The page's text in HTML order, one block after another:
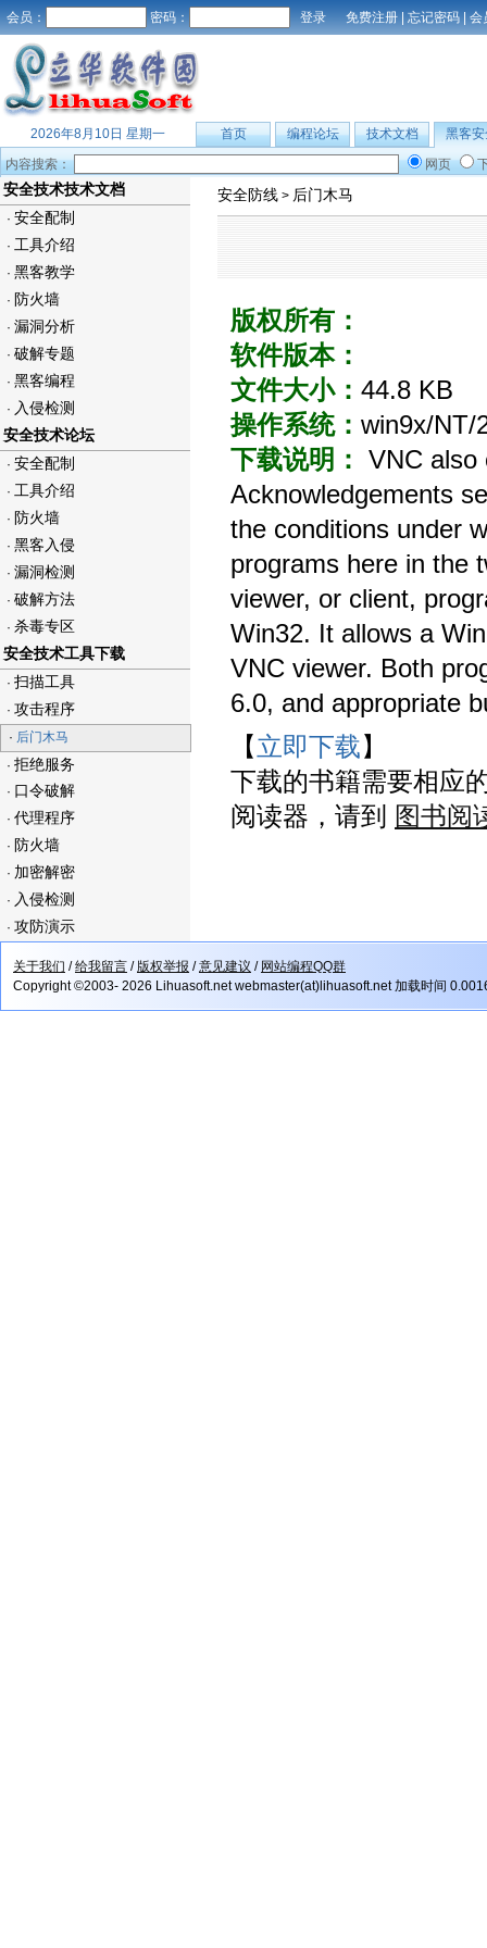
会员： 密码： 免费注册 | 忘记密码 | 会
2026年8月10日 星期一 首页 编程论坛 技术文档
黑客安
内容搜索：
网页
安全技术技术文档
· 安全配制
· 工具介绍
· 黑客教学
· 防火墙
· 漏洞分析
· 破解专题
· 黑客编程
· 入侵检测
安全技术论坛
· 安全配制
· 工具介绍
· 防火墙
· 黑客入侵
· 漏洞检测
· 破解方法
· 杀毒专区
安全技术工具下载
· 扫描工具
· 攻击程序
· 后门木马
· 拒绝服务
· 口令破解
· 代理程序
· 防火墙
· 加密解密
· 入侵检测
· 攻防演示
安全防线 > 后门木马
版权所有：
软件版本：
文件大小： 44.8 KB
操作系统： win9x/NT/
下载说明： VNC also
Acknowledgements
the conditions under
programs here in the
viewer, or client,
Win32. It allows a
VNC viewer. Both
6.0, and appropriate
【立即下载】
下载的书籍需要相应
阅读器，请到 图书阅
关于我们 /给我留言 /版权举报 /意见建议 / 网站编程QQ群
Copyright ©2003- 2026 Lihuasoft.net webmaster(at)lihuasoft.net 加载时间